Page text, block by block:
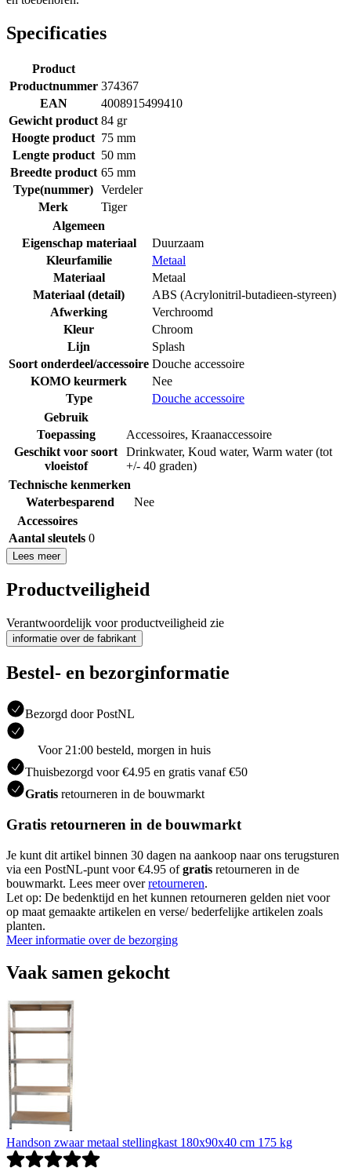
Specificaties
Product
Productnummer 374367
EAN
4008915499410
Gewicht product 84 gr
Hoogte product 75 mm
Lengte product 50 mm
Breedte product 65 mm
Type(nummer) Verdeler
Merk
Tiger
Algemeen
Eigenschap materiaal
Duurzaam
Kleurfamilie
Metaal
Materiaal
Metaal
Materiaal (detail)
ABS (Acrylonitril-butadieen-styreen)
Afwerking
Verchroomd
Kleur
Chroom
Lijn
Splash
Soort onderdeel/accessoire Douche accessoire
KOMO keurmerk
Nee
Type
Douche accessoire
Gebruik
Toepassing
Accessoires, Kraanaccessoire
Geschikt voor soort
vloeistof
Drinkwater, Koud water, Warm water (tot
+/- 40 graden)
Technische kenmerken
Waterbesparend
Nee
Accessoires
Aantal sleutels 0
Lees meer
Productveiligheid
Verantwoordelijk voor productveiligheid zie
informatie over de fabrikant
Bestel- en bezorginformatie
Bezorgd door PostNL
Voor 21:00 besteld, morgen in huis
Thuisbezorgd voor €4.95 en gratis vanaf €50
Gratis retourneren in de bouwmarkt
Gratis retourneren in de bouwmarkt
Je kunt dit artikel binnen 30 dagen na aankoop naar ons terugsturen
via een PostNL-punt voor €4.95 ofgratis retourneren in de
bouwmarkt. Lees meer overretourneren.
Let op: De bedenktijd en het kunnen retourneren gelden niet voor
op maat gemaakte artikelen en verse/ bederfelijke artikelen zoals
planten.
Meer informatie over de bezorging
Vaak samen gekocht
Handson zwaar metaal stellingkast 180x90x40 cm 175 kg